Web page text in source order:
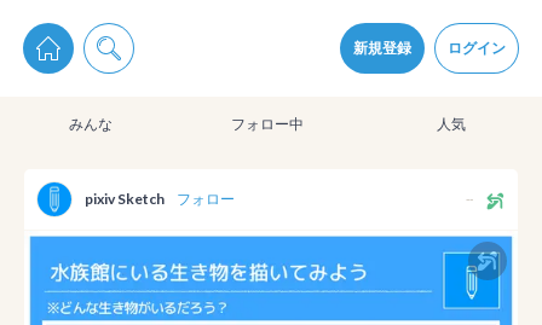
新規登録 ログイン
pixiv Sketchは2024年5月28日付で プライパシーポリシーを改定しました。
通知を受け取るにはここをクリックします
pixiv Sketchアプリでさらに快適に！
みんな フォロー中 人気
pixiv Sketch フォロー --